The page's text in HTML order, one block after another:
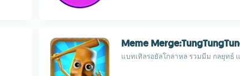
Meme
แบทเทิลรอยัลโกลาหล รวมมีม กลยุทธ์